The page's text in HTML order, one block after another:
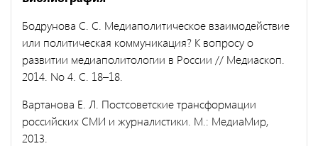
Бодрунова С. С. Медиаполитическое взаимодействие
или политическая коммуникация? К вопросу о
развитии медиаполитологии в России // Медиаскоп.
2014. No 4. C. 18–18.
Вартанова Е. Л. Постсоветские трансформации
российских СМИ и журналистики. М.: МедиаМир,
2013.